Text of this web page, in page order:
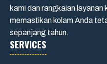
kami dan rangkaian layanan
memastikan kolam Anda
sepanjang tahun.
SERVICES